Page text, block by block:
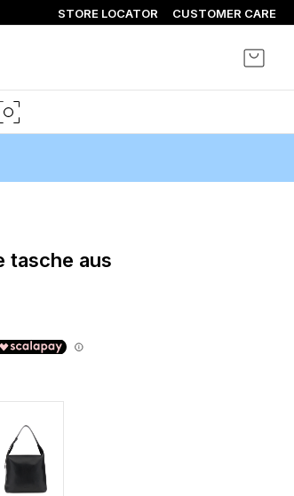
STORE LOCATOR CUSTOMER CARE
Mein